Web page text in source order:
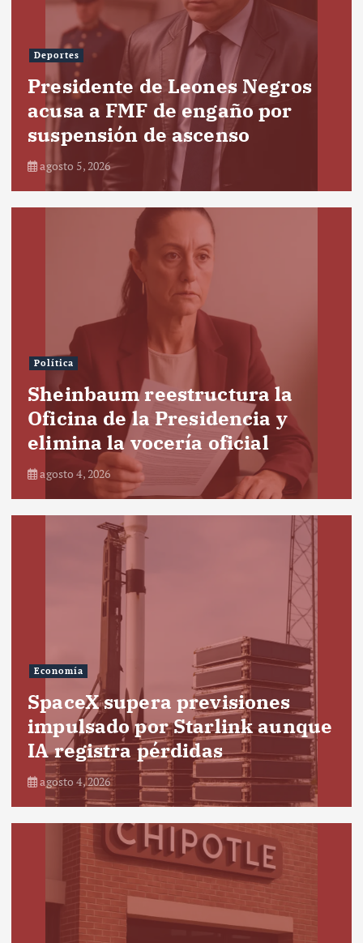
Deportes
Presidente de Leones Negros
acusa a FMF de engaño por
suspensión de ascenso
agosto 5, 2026
Política
Sheinbaum reestructura la
Oficina de la Presidencia y
elimina la vocería oficial
agosto 4, 2026
Economía
SpaceX supera previsiones
impulsado por Starlink aunque
IA registra pérdidas
agosto 4, 2026